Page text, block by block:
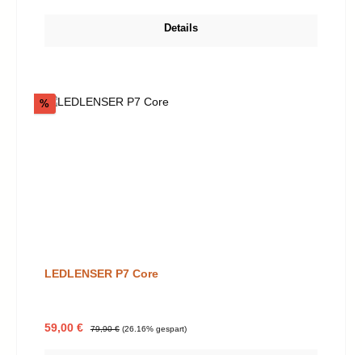
Details
%Rabatt
LEDLENSER P7 Core
Verkaufspreis:
59,00 € Regulärer Preis:
79,90 € (26.16% gespart)